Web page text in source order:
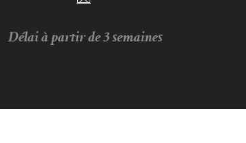
Délai à partir de 3 semaines